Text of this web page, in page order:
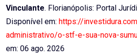
Vinculante. Florianópolis: Portal
Disponível em: https://
administrativo/o-stf-e-sua-nova-
em: 06 ago. 2026